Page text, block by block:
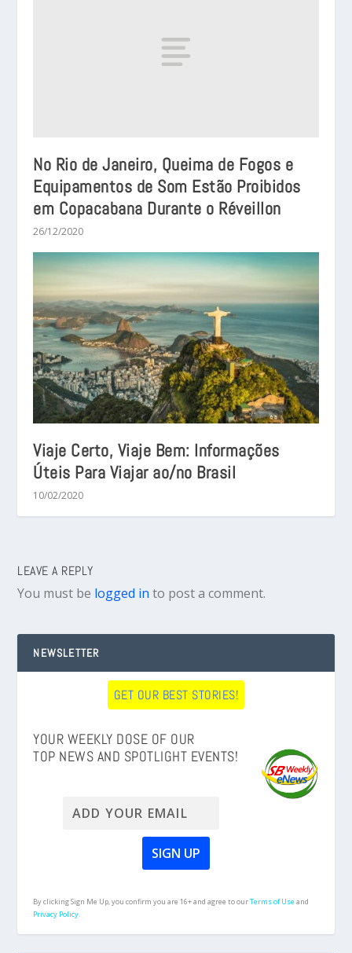
No Rio de Janeiro, Queima de Fogos e
Equipamentos de Som Estão Proibidos
em Copacabana Durante o Réveillon
26/12/2020
Viaje Certo, Viaje Bem: Informações
Úteis Para Viajar ao/no Brasil
10/02/2020
LEAVE A REPLY
You must be logged in to post a comment.
NEWSLETTER
GET OUR BEST STORIES!
YOUR WEEKLY DOSE OF OUR
TOP NEWS AND SPOTLIGHT EVENTS!
By clicking Sign Me Up, you confirm you are 16+ and agree to ourTerms of Useand
Privacy Policy.